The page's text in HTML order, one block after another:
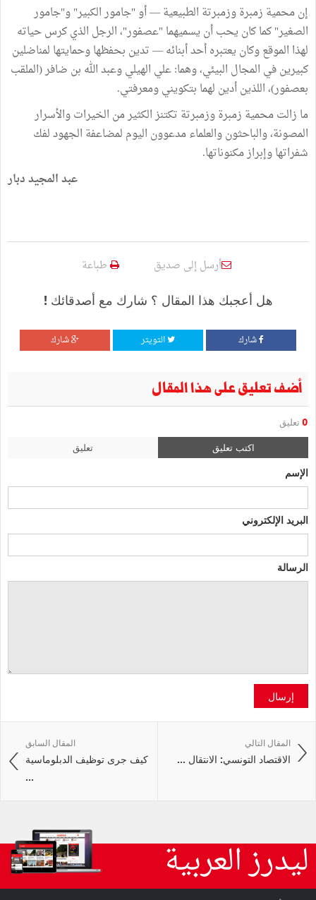
إن محمية زمبرة وزمبرتة الطبيعية — أو "جامور الكبير" و"جامور
الصغير" كما كان يحب أن يسميهما "عصفور"، الرجل الذي كرس حياته
لهذا الموقع وكان يعتبره أحد أبنائه — تدين بحفظها وحمايتها لمناضلين
كبيرين في المجال البيئي، وهما: علي الهيلي وعبد الله بن ضافر (الملقب
بعصفور)، اللذين أدين لهما بتكويني ومعرفتي.
ما زالت محمية زمبرة وزمبرتة تكتنز الكثير من الخيرات والأسرار
المصونة، والباحثون والعلماء مدعوون اليوم لمضاعفة الجهود لفك
شفراتها وإبراز مكنوناتها.
عبد المجيد دبار
أرسل إلى صديق طباعة
هل أعجبك هذا المقال ؟ شارك مع أصدقائك !
شارك التويتر شارك
أضف تعليق على هذا المقال
0 تعليق
اكتب تعليق تعليق
الإسم
البريد الإلكتروني
الرسالة
إرسال
المقال السابق
كيف جرى توظيف الدبلوماسية
...
المقال التالي
الاقتصاد التونسي: الانتقال ...
ليدرز العربية